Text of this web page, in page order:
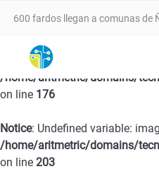
600 fardos llegan a comunas de
VALLE DEL ITATA PROYECTA
SEMINARIO ESTRATÉGICO
SernamEG da inicio a la
Notice: Undefined variable:
/home/aritmetric/domains/
on line 176
Notice: Undefined variable:
/home/aritmetric/domains/
on line 203